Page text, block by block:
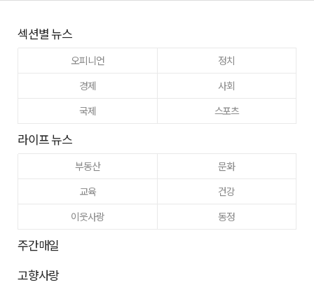
섹션별 뉴스
오피니언
정치
경제
사회
국제
스포츠
라이프 뉴스
부동산
문화
교육
건강
이웃사랑
동정
주간매일
고향사랑